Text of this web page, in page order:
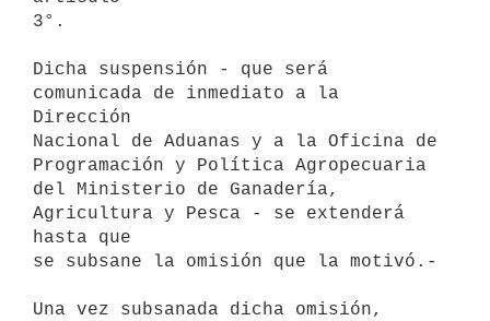
3°.
Dicha suspensión - que será
comunicada de inmediato a la
Dirección
Nacional de Aduanas y a la Oficina de
Programación y Política Agropecuaria
del Ministerio de Ganadería,
Agricultura y Pesca - se extenderá
hasta que
se subsane la omisión que la motivó.-
Una vez subsanada dicha omisión,